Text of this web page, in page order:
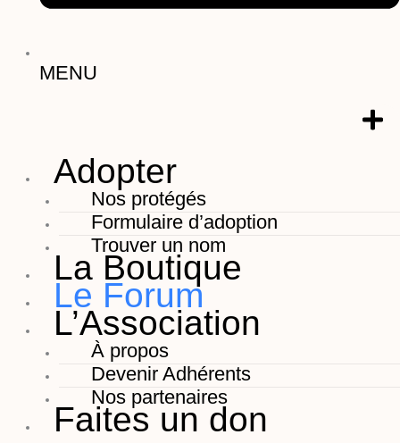
MENU
Adopter
Nos protégés
Formulaire d’adoption
Trouver un nom
La Boutique
Le Forum
L’Association
À propos
Devenir Adhérents
Nos partenaires
Faites un don